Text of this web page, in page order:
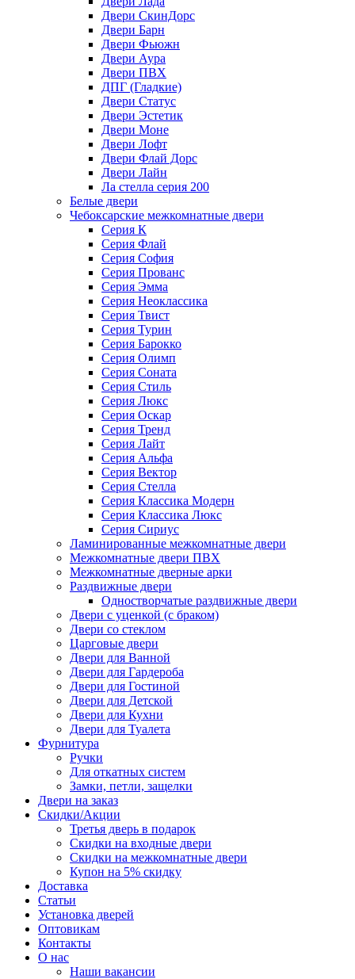
Двери СкинДорс
Двери Барн
Двери Фьюжн
Двери Аура
Двери ПВХ
ДПГ (Гладкие)
Двери Статус
Двери Эстетик
Двери Моне
Двери Лофт
Двери Флай Дорс
Двери Лайн
Ла стелла серия 200
Белые двери
Чебоксарские межкомнатные двери
Серия К
Серия Флай
Серия София
Серия Прованс
Серия Эмма
Серия Неоклассика
Серия Твист
Серия Турин
Серия Барокко
Серия Олимп
Серия Соната
Серия Стиль
Серия Люкс
Серия Оскар
Серия Тренд
Серия Лайт
Серия Альфа
Серия Вектор
Серия Стелла
Серия Классика Модерн
Серия Классика Люкс
Серия Сириус
Ламинированные межкомнатные двери
Межкомнатные двери ПВХ
Межкомнатные дверные арки
Раздвижные двери
Одностворчатые раздвижные двери
Двери с уценкой (с браком)
Двери со стеклом
Царговые двери
Двери для Ванной
Двери для Гардероба
Двери для Гостиной
Двери для Детской
Двери для Кухни
Двери для Туалета
Фурнитура
Ручки
Для откатных систем
Замки, петли, защелки
Двери на заказ
Скидки/Акции
Третья дверь в подарок
Скидки на входные двери
Скидки на межкомнатные двери
Купон на 5% скидку
Доставка
Статьи
Установка дверей
Оптовикам
Контакты
О нас
Наши вакансии